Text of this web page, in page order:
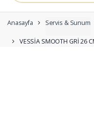
a
:
Anasayfa Servis & Sunum
VESSİA SMOOTH GRİ 26